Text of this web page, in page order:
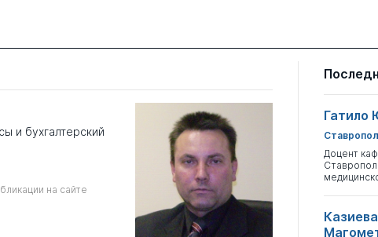
и бухгалтерский
на сайте
Гатило
Доцент